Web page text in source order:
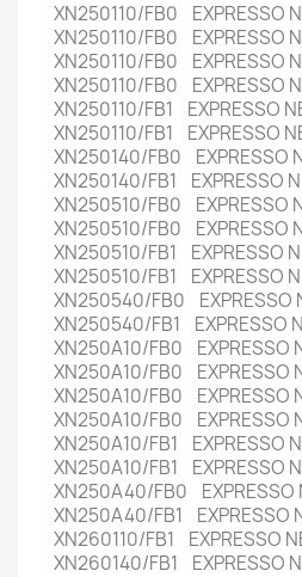
XN250110/FB0 EXPRESSO
XN250110/FB0 EXPRESSO
XN250110/FB0 EXPRESSO
XN250110/FB0 EXPRESSO
XN250110/FB1 EXPRESSO
XN250110/FB1 EXPRESSO
XN250140/FB0 EXPRESSO
XN250140/FB1 EXPRESSO
XN250510/FB0 EXPRESSO
XN250510/FB0 EXPRESSO
XN250510/FB1 EXPRESSO
XN250510/FB1 EXPRESSO
XN250540/FB0 EXPRESSO
XN250540/FB1 EXPRESSO
XN250A10/FB0 EXPRESSO
XN250A10/FB0 EXPRESSO
XN250A10/FB0 EXPRESSO
XN250A10/FB0 EXPRESSO
XN250A10/FB1 EXPRESSO
XN250A10/FB1 EXPRESSO
XN250A40/FB0 EXPRESSO
XN250A40/FB1 EXPRESSO
XN260110/FB1 EXPRESSO
XN260140/FB1 EXPRESSO